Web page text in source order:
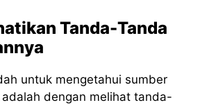
Tanda-Tanda
untuk mengetahui sumber
dengan melihat tanda-